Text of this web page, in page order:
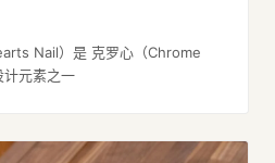
Nail）是 克罗心（Chrome
元素之一